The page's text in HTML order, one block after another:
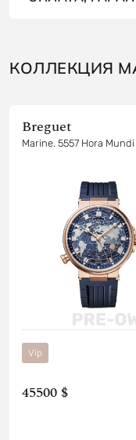
КОЛЛЕКЦИЯ
Breguet
Marine. 5557 Hora Mundi
Vip
45500 $